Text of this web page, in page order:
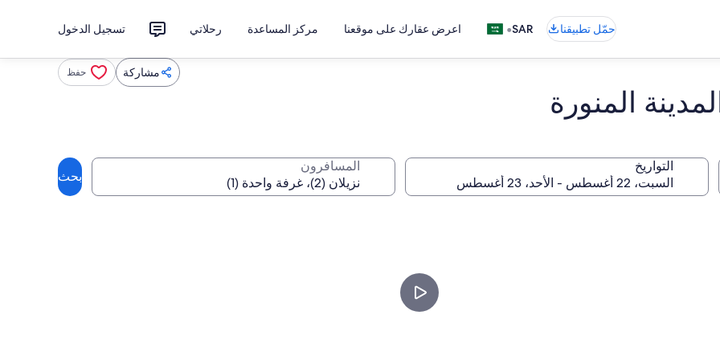
حمّل تطبيقنا SAR
• اعرض عقارك على موقعنا مركز المساعدة رحلاتي تسجيل الدخول
مشاركة حفظ
المنورة
التواريخ المسافرون
بحث